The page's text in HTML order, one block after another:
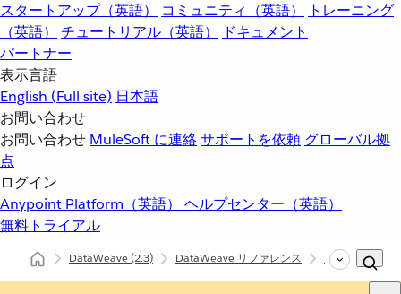
スタートアップ（英語）
コミュニティ（英語）
トレーニング
（英語）
チュートリアル（英語）
ドキュメント
パートナー
表示言語
English (Full site) 日本語
お問い合わせ
お問い合わせ MuleSoft に連絡サポートを依頼 グローバル拠
点
ログイン
Anypoint Platform（英語） ヘルプセンター（英語）
無料トライアル
DataWeave(2.3) DataWeave リファレンス URL